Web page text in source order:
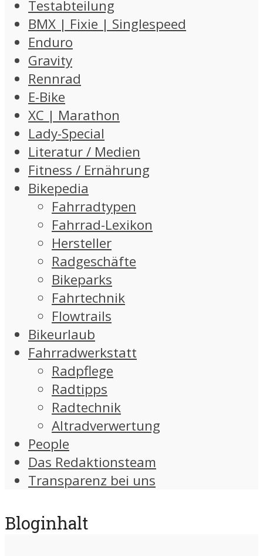
Testabteilung
BMX | Fixie | Singlespeed
Enduro
Gravity
Rennrad
E-Bike
XC | Marathon
Lady-Special
Literatur / Medien
Fitness / Ernährung
Bikepedia
Fahrradtypen
Fahrrad-Lexikon
Hersteller
Radgeschäfte
Bikeparks
Fahrtechnik
Flowtrails
Bikeurlaub
Fahrradwerkstatt
Radpflege
Radtipps
Radtechnik
Altradverwertung
People
Das Redaktionsteam
Transparenz bei uns
Bloginhalt